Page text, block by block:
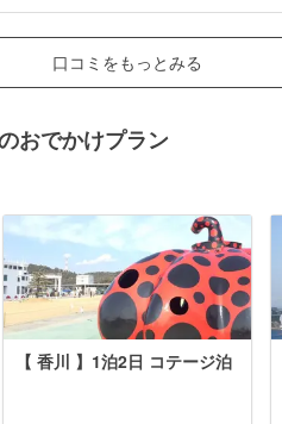
口コミをもっとみる
おでかけプラン
【 香川 】1泊2日 コテージ泊